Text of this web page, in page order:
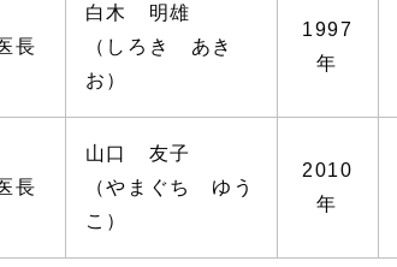
長
白木 明雄
（しろき あき
お）
1997
年
長
山口 友子
（やまぐち ゆう
こ）
2010
年